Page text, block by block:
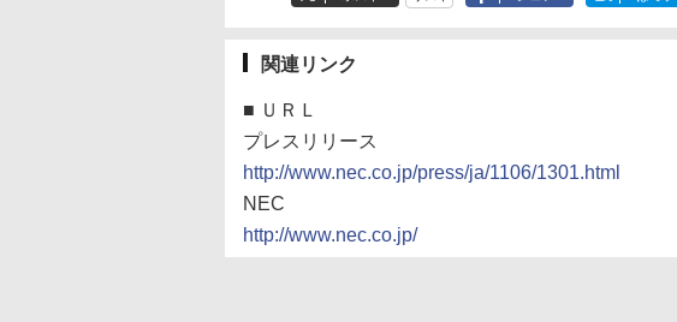
関連リンク
■ ＵＲＬ
プレスリリース
http://www.nec.co.jp/press/ja/1106/1301.html
NEC
http://www.nec.co.jp/